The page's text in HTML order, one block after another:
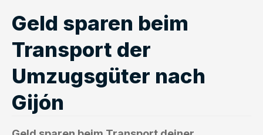
Geld sparen beim
Transport der
Umzugsgüter nach
Gijón